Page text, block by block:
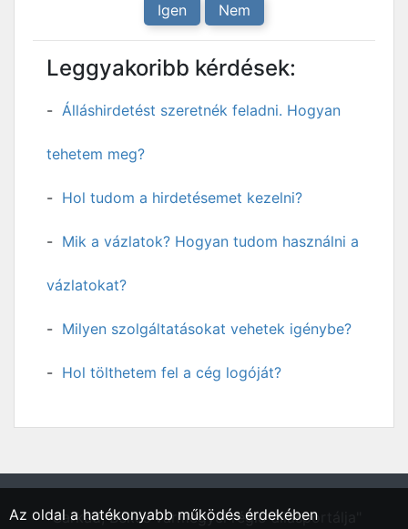
Igen Nem
Leggyakoribb kérdések:
Álláshirdetést szeretnék feladni. Hogyan
tehetem meg?
Hol tudom a hirdetésemet kezelni?
Mik a vázlatok? Hogyan tudom használni a
vázlatokat?
Milyen szolgáltatásokat vehetek igénybe?
Hol tölthetem fel a cég logóját?
"Sarkad, Békés vármegyei régió állásportálja"
Az oldal a hatékonyabb működés érdekében